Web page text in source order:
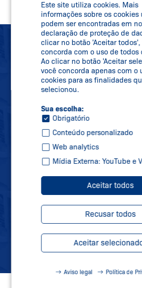
Se inscreva em nossa
todas as informações
datas de feiras e
diretamente na sua
Inscreva-se
Este site utiliza cookies. Mais
informações sobre os cookies
podem ser encontradas em
declaração de proteção de
clicar no botão 'Aceitar todos',
concorda com o uso de todos
Ao clicar no botão 'Aceitar
você concorda apenas com o
cookies para as finalidades
selecionou.
Sua escolha:
Obrigatório
Conteúdo personalizado
Web analytics
Mídia Externa: YouTube e
Aceitar todos
Recusar todos
Aceitar
Aviso legal Política de